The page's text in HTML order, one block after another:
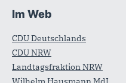
Im Web
CDU Deutschlands
CDU NRW
Landtagsfraktion NRW